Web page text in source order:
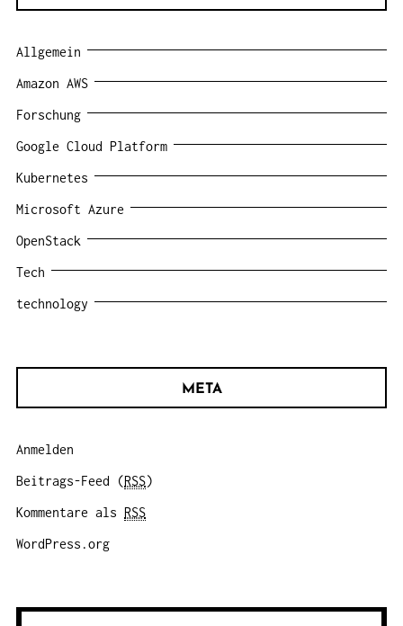
Allgemein
Amazon AWS
Forschung
Google Cloud Platform
Kubernetes
Microsoft Azure
OpenStack
Tech
technology
META
Anmelden
Beitrags-Feed (RSS)
Kommentare als RSS
WordPress.org